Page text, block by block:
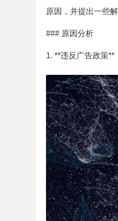
原因，并提出一些解
### 原因分析
1. **违反广告政策**